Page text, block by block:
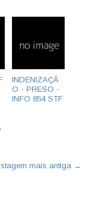
INDENIZAÇÃ
O - PRESO -
INFO 854 STF
mais antiga →